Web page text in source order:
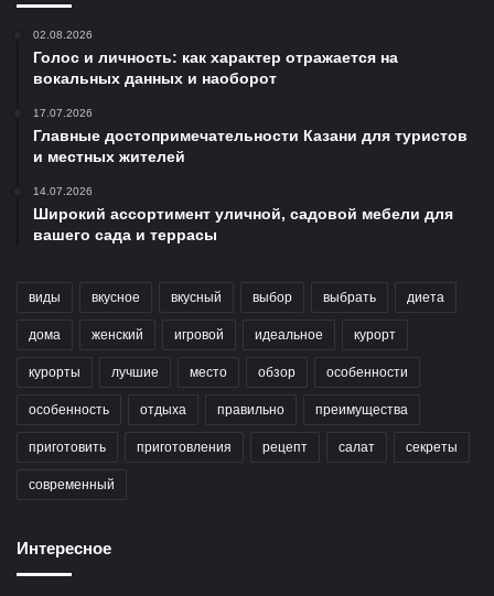
02.08.2026
Голос и личность: как характер отражается на
вокальных данных и наоборот
17.07.2026
Главные достопримечательности Казани для туристов
и местных жителей
14.07.2026
Широкий ассортимент уличной, садовой мебели для
вашего сада и террасы
виды вкусное вкусный выбор выбрать диета
дома женский игровой идеальное курорт
курорты лучшие место обзор особенности
особенность отдыха правильно преимущества
приготовить приготовления рецепт салат секреты
современный
Интересное